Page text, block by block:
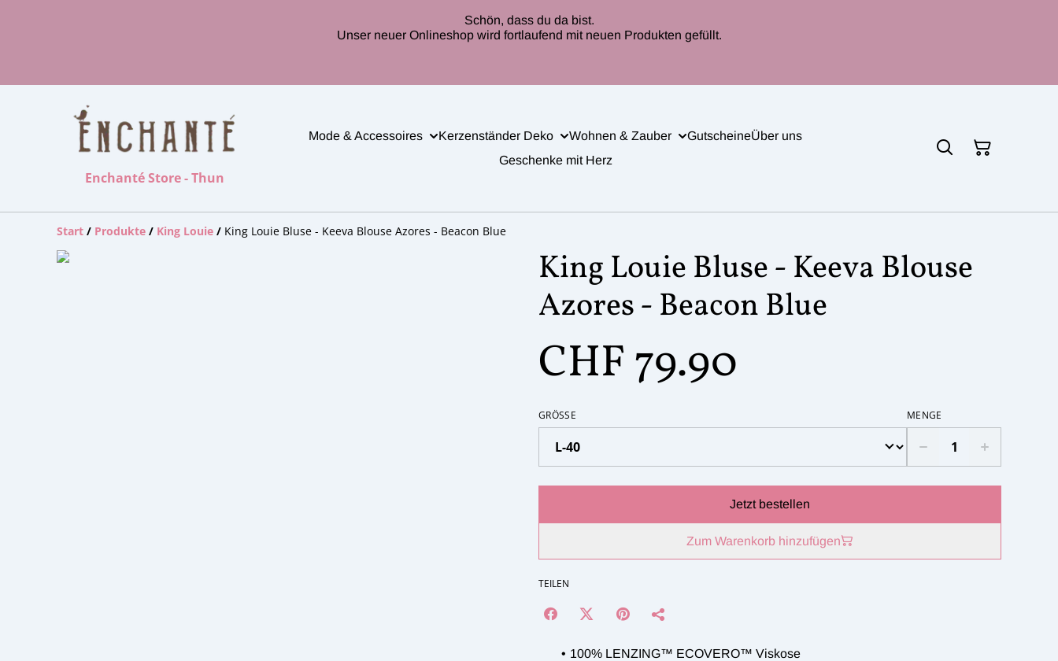
Schön, dass du da bist.
Unser neuer Onlineshop wird fortlaufend mit neuen Produkten gefüllt.
Enchanté Store - Thun
Mode & Accessoires Kerzenständer Deko Wohnen & Zauber GutscheineÜber uns
Geschenke mit Herz
Start / Produkte / King Louie / King Louie Bluse - Keeva Blouse Azores - Beacon Blue
King Louie Bluse - Keeva Blouse
Azores - Beacon Blue
CHF 79.90
GRÖSSE MENGE
Jetzt bestellen
Zum Warenkorb hinzufügen
TEILEN
100% LENZING™ ECOVERO™ Viskose